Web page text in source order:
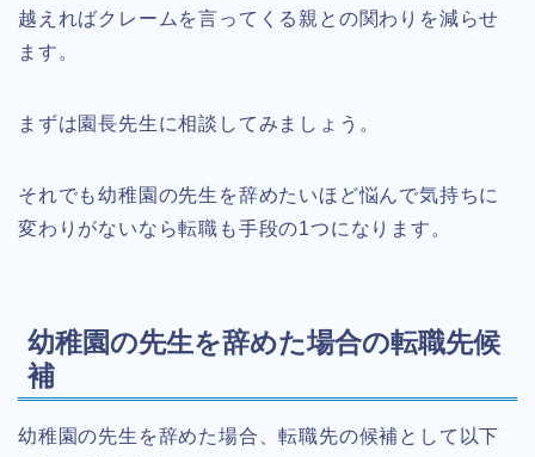
越えればクレームを言ってくる親との関わりを減らせ
ます。
まずは園長先生に相談してみましょう。
それでも幼稚園の先生を辞めたいほど悩んで気持ちに
変わりがないなら転職も手段の1つになります。
幼稚園の先生を辞めた場合の転職先候
補
幼稚園の先生を辞めた場合、転職先の候補として以下